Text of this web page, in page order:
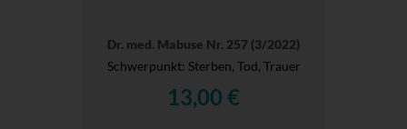
Dr. med. Mabuse Nr. 257 (3/2022)
Schwerpunkt: Sterben, Tod, Trauer
13,00 €